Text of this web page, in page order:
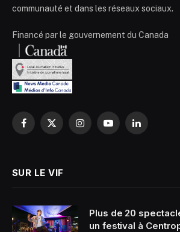
communauté et dans les réseaux sociaux.
Financé par le gouvernement du Canada
Facebook
X
InstagramYouTubeLinkedIn
SUR LE VIF
Plus de 20
un festival à